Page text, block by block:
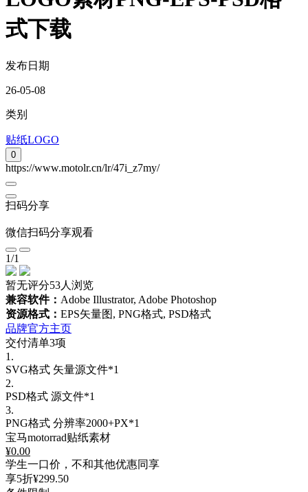
式下载
发布日期
26-05-08
类别
贴纸LOGO
0
https://www.motolr.cn/lr/47i_z7my/
扫码分享
微信扫码分享观看
1/1
暂无评分53人浏览
兼容软件： Adobe Illustrator, Adobe Photoshop
资源格式： EPS矢量图, PNG格式, PSD格式
品牌官方主页
交付清单3项
1.
SVG格式 矢量源文件*1
2.
PSD格式 源文件*1
3.
PNG格式 分辨率2000+PX*1
宝马motorrad贴纸素材
¥0.00
学生一口价，不和其他优惠同享
享5折¥299.50